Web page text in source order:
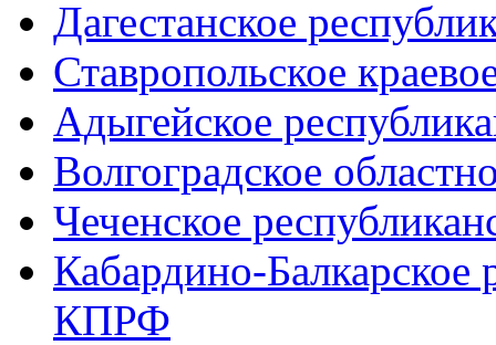
Дагестанское
Ставропольское
Адыгейское
Волгоградское
Чеченское
Кабардино-Балкарское
КПРФ